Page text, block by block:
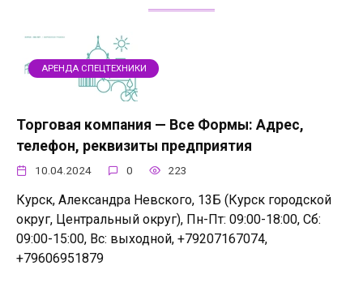
АРЕНДА СПЕЦТЕХНИКИ
Торговая компания — Все Формы: Адрес,
телефон, реквизиты предприятия
10.04.2024 0 223
Курск, Александра Невского, 13Б (Курск городской
округ, Центральный округ), Пн-Пт: 09:00-18:00, Сб:
09:00-15:00, Вс: выходной, +79207167074,
+79606951879